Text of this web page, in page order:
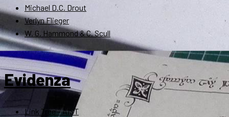
Michael D.C. Drout
Verlyn Flieger
W. G. Hammond & C. Scull
Evidenza
Link Tree – AIST